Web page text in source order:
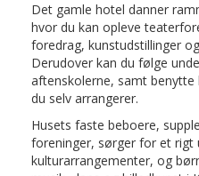
Det gamle hotel danner
hvor du kan opleve
foredrag, kunstudstillinger
Derudover kan du følge
aftenskolerne, samt
du selv arrangerer.
Husets faste beboere,
foreninger, sørger for et rigt
kulturarrangementer, og